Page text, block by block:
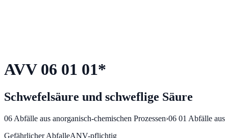
AVV 06 01 01*
Schwefelsäure und schweflige Säure
06 Abfälle aus anorganisch-chemischen Prozessen›06 01 Abfälle
Gefährlicher AbfalleANV-pflichtig